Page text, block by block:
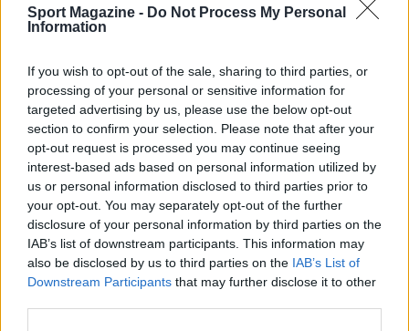
Sport Magazine - Do Not Process My Personal
Information
If you wish to opt-out of the sale, sharing to third parties, or
processing of your personal or sensitive information for
targeted advertising by us, please use the below opt-out
section to confirm your selection. Please note that after your
opt-out request is processed you may continue seeing
interest-based ads based on personal information utilized by
us or personal information disclosed to third parties prior to
your opt-out. You may separately opt-out of the further
disclosure of your personal information by third parties on the
IAB’s list of downstream participants. This information may
also be disclosed by us to third parties on the IAB’s List of
Downstream Participants that may further disclose it to other